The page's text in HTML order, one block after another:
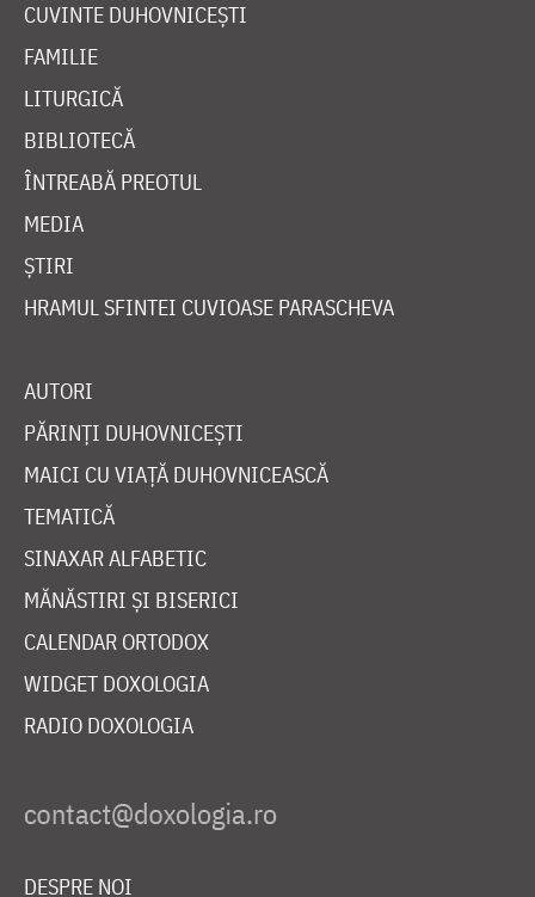
CUVINTE DUHOVNICEȘTI
FAMILIE
LITURGICĂ
BIBLIOTECĂ
ÎNTREABĂ PREOTUL
MEDIA
ȘTIRI
HRAMUL SFINTEI CUVIOASE PARASCHEVA
AUTORI
PĂRINȚI DUHOVNICEȘTI
MAICI CU VIAȚĂ DUHOVNICEASCĂ
TEMATICĂ
SINAXAR ALFABETIC
MĂNĂSTIRI ȘI BISERICI
CALENDAR ORTODOX
WIDGET DOXOLOGIA
RADIO DOXOLOGIA
DESPRE NOI